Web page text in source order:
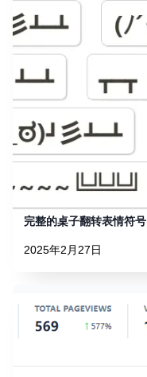
完整的桌子翻转表情符号
2025年2月27日